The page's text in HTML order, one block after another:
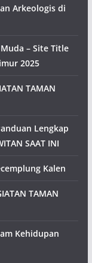
Arkeologis di
– Site Title
2025
TAMAN
Lengkap
SAAT INI
Kalen
TAMAN
Kehidupan